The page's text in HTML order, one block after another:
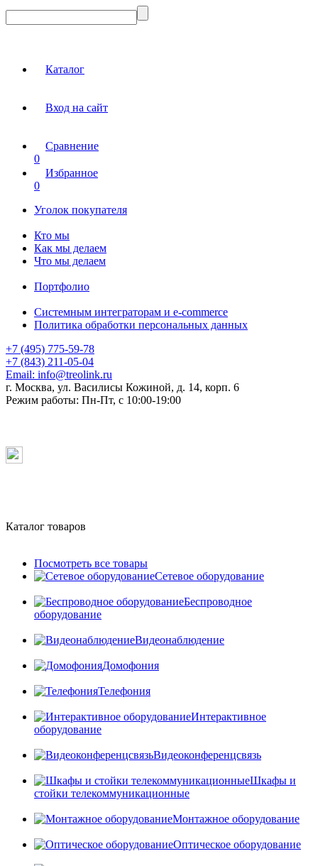
Каталог
Вход на сайт
Сравнение
0
Избранное
0
Уголок покупателя
Кто мы
Как мы делаем
Что мы делаем
Портфолио
Системным интеграторам и e-commerce
Политика обработки персональных данных
+7 (495) 775-59-78
+7 (843) 211-05-04
Email: info@treolink.ru
г. Москва, ул. Василисы Кожиной, д. 14, корп. 6
Режим работы: Пн-Пт, с 10:00-19:00
Каталог товаров
Посмотреть все товары
Сетевое оборудование
Беспроводное
оборудование
Видеонаблюдение
Домофония
Телефония
Интерактивное
оборудование
Видеоконференцсвязь
Шкафы и
стойки телекоммуникационные
Монтажное оборудование
Оптическое оборудование